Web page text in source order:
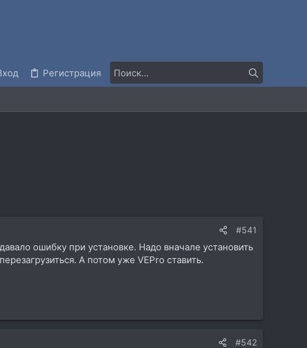
Регистрация
#541
ошибку при установке. Надо вначале установить
А потом уже VEPro ставить.
#542